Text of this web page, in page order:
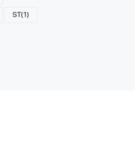
ST(1)